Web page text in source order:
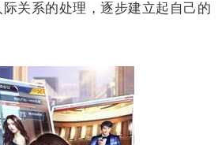
关系的处理，逐步建立起自己的